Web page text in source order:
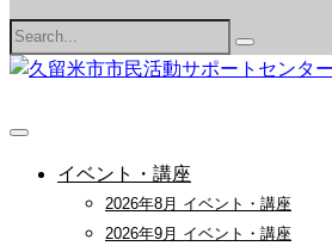
Search
for:
イベント・講座
2026年8月 イベント・講座
2026年9月 イベント・講座